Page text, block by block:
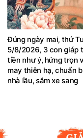
Đúng ngày mai, thứ
5/8/2026, 3 con giáp
tiền như ý, hứng trọn
may thiên hạ, chuẩn
nhà lầu, sắm xe sang